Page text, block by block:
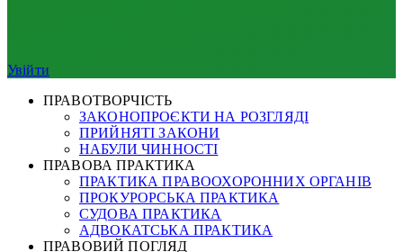
Увійти
ПРАВОТВОРЧІСТЬ
ЗАКОНОПРОЄКТИ НА РОЗГЛЯДІ
ПРИЙНЯТІ ЗАКОНИ
НАБУЛИ ЧИННОСТІ
ПРАВОВА ПРАКТИКА
ПРАКТИКА ПРАВООХОРОННИХ ОРГАНІВ
ПРОКУРОРСЬКА ПРАКТИКА
СУДОВА ПРАКТИКА
АДВОКАТСЬКА ПРАКТИКА
ПРАВОВИЙ ПОГЛЯД